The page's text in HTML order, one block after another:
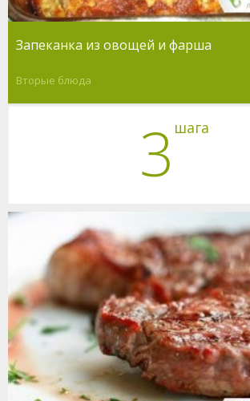
Запеканка из овощей и фарша
Вторые блюда
3 шага